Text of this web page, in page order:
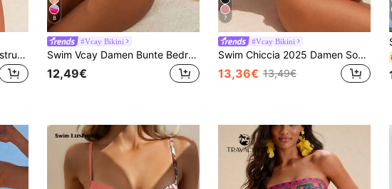
Swim Lushoire Einfarbiger strukturierter Stoff abnehmbarer Träger Bandeau Halter Zwei-Teiler Badeanzug mit seitlich gefaltetem Brustbereich U-förmiger tiefer V-Ausschnitt, minimalistisch elegant für Frühling/Sommer Strand
8
#Vcay Bikini
Swim Vcay Damen Bunte Bedruckte Bikini-Set, für Sommerurlaub am Strand
12,49€
7
#Vcay Bikini
Swim Chiccia 2025 Damen Sommer Strand einfarbig 3D Blumen Dekor geraffter Bandeau sexy Bikini Badeanzug Set
13,36€ 13,49€